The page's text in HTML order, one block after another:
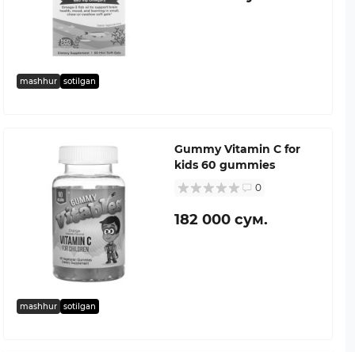
mashhur sotilgan
mashhur sotilgan
Gummy Vitamin C for
kids 60 gummies
0
182 000 сум.